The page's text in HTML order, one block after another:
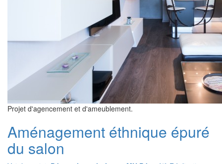
Projet d'agencement et d'ameublement.
Aménagement éthnique épuré
du salon